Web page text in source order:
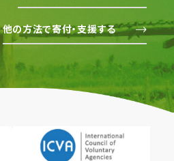
他の方法で寄付・支援する